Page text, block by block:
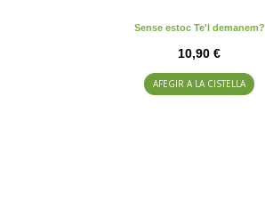
Sense estoc Te'l demanem?
10,90 €
AFEGIR A LA CISTELLA